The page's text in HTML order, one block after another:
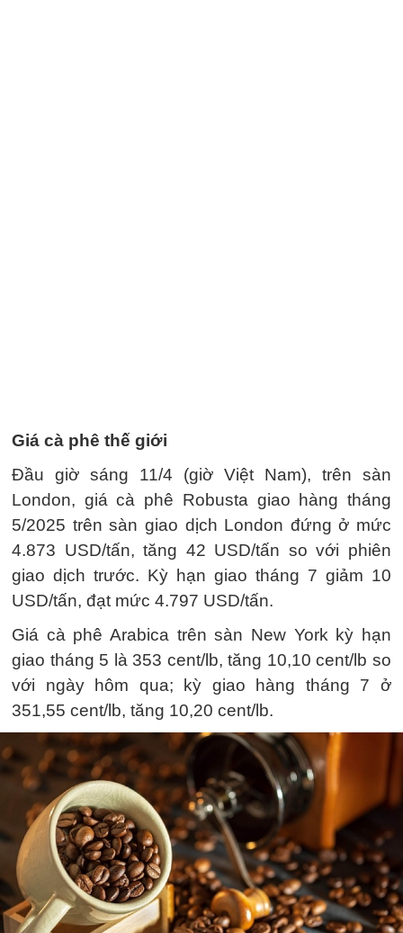
Giá cà phê thế giới
Đầu giờ sáng 11/4 (giờ Việt Nam), trên sàn
London, giá cà phê Robusta giao hàng tháng
5/2025 trên sàn giao dịch London đứng ở mức
4.873 USD/tấn, tăng 42 USD/tấn so với phiên
giao dịch trước. Kỳ hạn giao tháng 7 giảm 10
USD/tấn, đạt mức 4.797 USD/tấn.
Giá cà phê Arabica trên sàn New York kỳ hạn
giao tháng 5 là 353 cent/lb, tăng 10,10 cent/lb so
với ngày hôm qua; kỳ giao hàng tháng 7 ở
351,55 cent/lb, tăng 10,20 cent/lb.